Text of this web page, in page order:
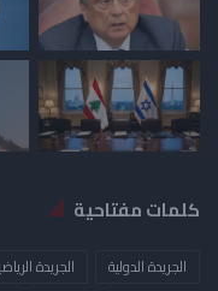
كلمات مفتاحية
الجريدة الدولية الجريدة